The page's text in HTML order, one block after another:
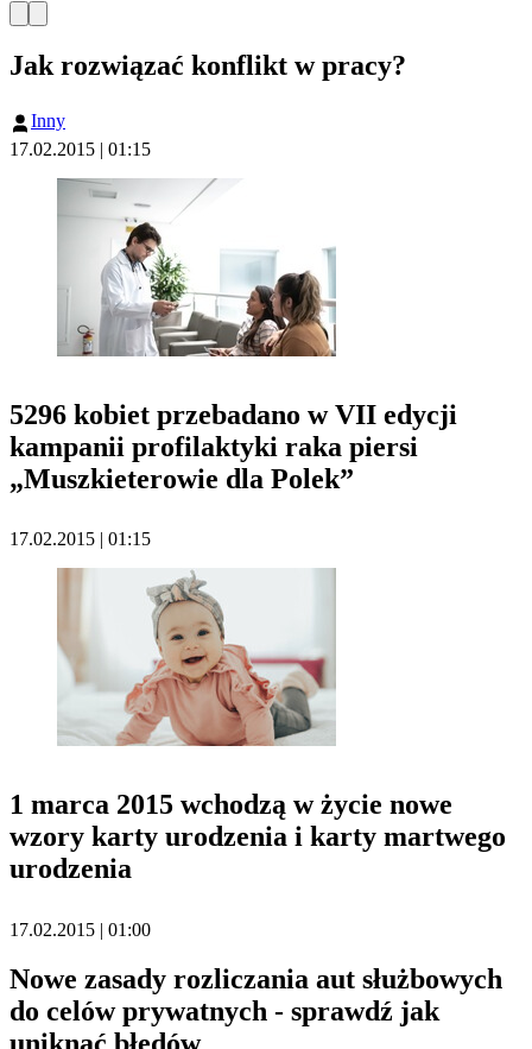
Jak rozwiązać konflikt w pracy?
Inny
17.02.2015 | 01:15
5296 kobiet przebadano w VII edycji
kampanii profilaktyki raka piersi
„Muszkieterowie dla Polek”
17.02.2015 | 01:15
1 marca 2015 wchodzą w życie nowe
wzory karty urodzenia i karty martwego
urodzenia
17.02.2015 | 01:00
Nowe zasady rozliczania aut służbowych
do celów prywatnych - sprawdź jak